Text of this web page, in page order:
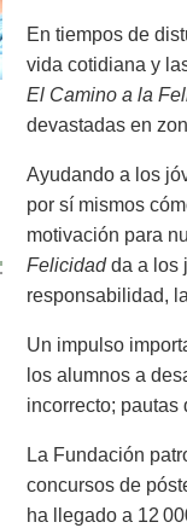
En tiempos de
vida cotidiana y
El Camino a la
devastadas en
Ayudando a los
por sí mismos
motivación para
Felicidadda a los
responsabilidad,
Un impulso
los alumnos a
incorrecto; pautas
La Fundación
concursos de
ha llegado a 12